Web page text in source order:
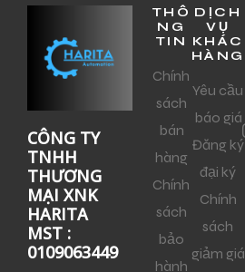
CÔNG TY
TNHH
THƯƠNG
MẠI XNK
HARITA
MST :
0109063449
THÔ
NG
TIN
Chính
sách
bán
hàng
Chính
sách
bảo
hành
DỊCH
VỤ
KHÁC
HÀNG
Yêu cầu
báo giá
Đăng ký
đại ký
Chính
sách
giảm giá